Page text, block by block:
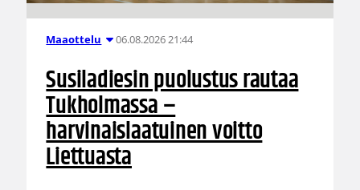
Maaottelu 06.08.2026 21:44
Susiladiesin puolustus rautaa
Tukholmassa –
harvinaislaatuinen voitto
Liettuasta